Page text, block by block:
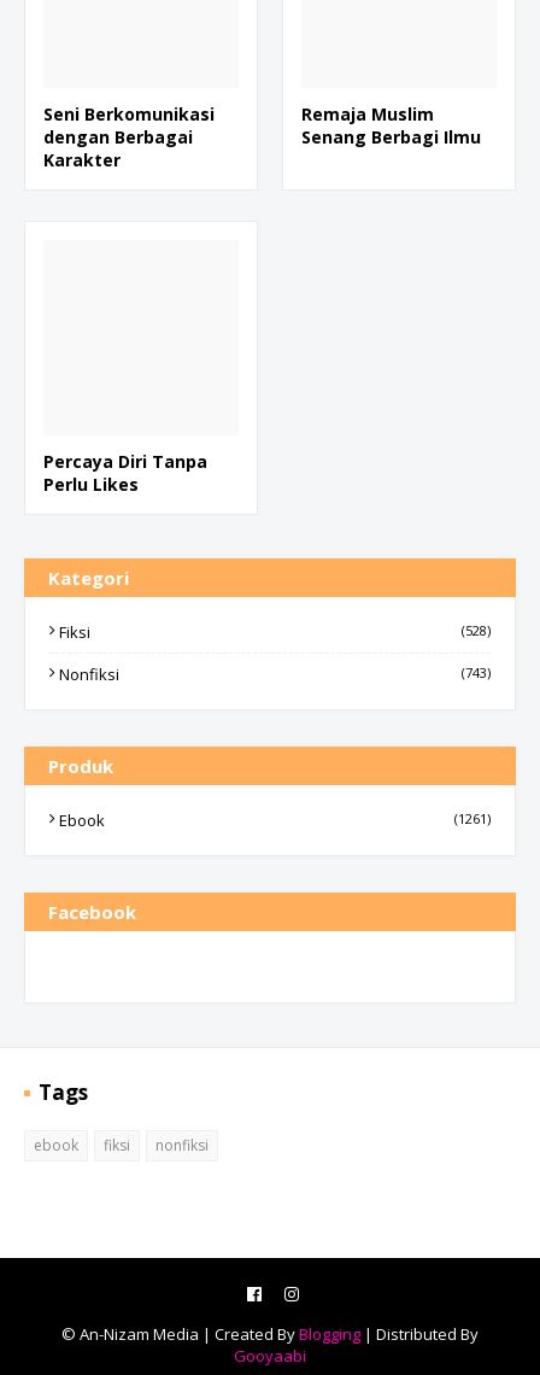
Seni Berkomunikasi
dengan Berbagai
Karakter
Remaja Muslim
Senang Berbagi Ilmu
Percaya Diri Tanpa
Perlu Likes
Kategori
Fiksi (528)
Nonfiksi (743)
Produk
Ebook (1261)
Facebook
Tags
ebook fiksi nonfiksi
© An-Nizam Media | Created ByBlogging | Distributed By
Gooyaabi